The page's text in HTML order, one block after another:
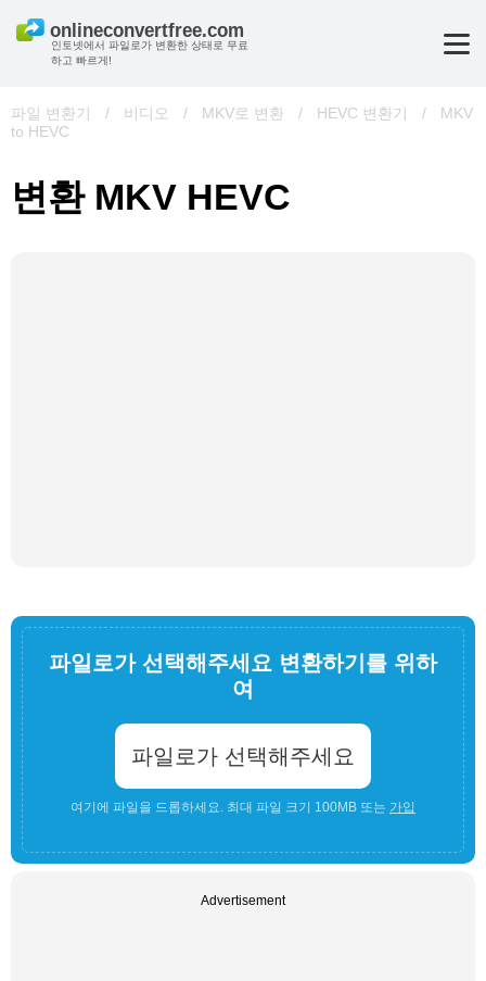
인토넷에서 파일로가 변환한 상태로 무료
하고 빠르게!
파일 변환기 / 비디오 / MKV로 변환 / HEVC 변환기 /
MKV
to HEVC
변환 MKV HEVC
파일로가 선택해주세요 변환하기를 위하
여
파일로가 선택해주세요
여기에 파일을 드롭하세요. 최대 파일 크기 100MB 또는 가입
Advertisement